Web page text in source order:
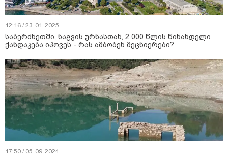
12:16 / 23-01-2025
საბერძნეთში, ნაგვის ურნასთან, 2 000 წლის წინანდელი
ქანდაკება იპოვეს - რას ამბობენ მეცნიერები?
17:50 / 05-09-2024